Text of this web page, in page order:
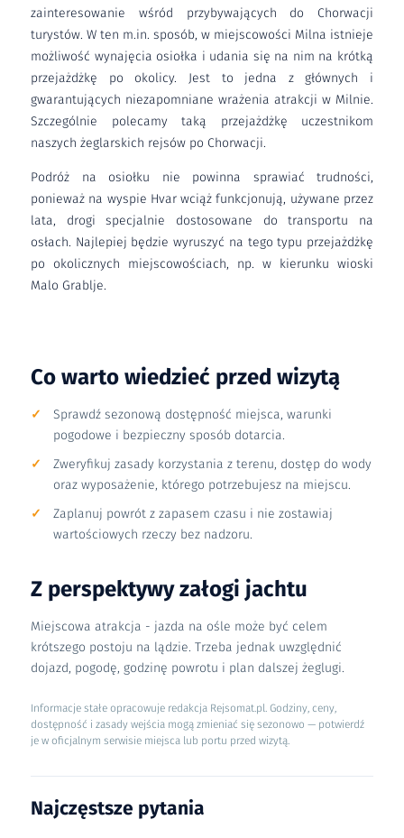
zainteresowanie wśród przybywających do Chorwacji
turystów. W ten m.in. sposób, w miejscowości Milna istnieje
możliwość wynajęcia osiołka i udania się na nim na krótką
przejażdżkę po okolicy. Jest to jedna z głównych i
gwarantujących niezapomniane wrażenia atrakcji w Milnie.
Szczególnie polecamy taką przejażdżkę uczestnikom
naszych żeglarskich rejsów po Chorwacji.
Podróż na osiołku nie powinna sprawiać trudności,
ponieważ na wyspie Hvar wciąż funkcjonują, używane przez
lata, drogi specjalnie dostosowane do transportu na
osłach. Najlepiej będzie wyruszyć na tego typu przejażdżkę
po okolicznych miejscowościach, np. w kierunku wioski
Malo Grablje.
Co warto wiedzieć przed wizytą
Sprawdź sezonową dostępność miejsca, warunki
pogodowe i bezpieczny sposób dotarcia.
Zweryfikuj zasady korzystania z terenu, dostęp do wody
oraz wyposażenie, którego potrzebujesz na miejscu.
Zaplanuj powrót z zapasem czasu i nie zostawiaj
wartościowych rzeczy bez nadzoru.
Z perspektywy załogi jachtu
Miejscowa atrakcja - jazda na ośle może być celem
krótszego postoju na lądzie. Trzeba jednak uwzględnić
dojazd, pogodę, godzinę powrotu i plan dalszej żeglugi.
Informacje stałe opracowuje redakcja Rejsomat.pl. Godziny, ceny,
dostępność i zasady wejścia mogą zmieniać się sezonowo — potwierdź
je w oficjalnym serwisie miejsca lub portu przed wizytą.
Najczęstsze pytania